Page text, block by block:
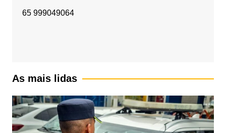
65 999049064
As mais lidas